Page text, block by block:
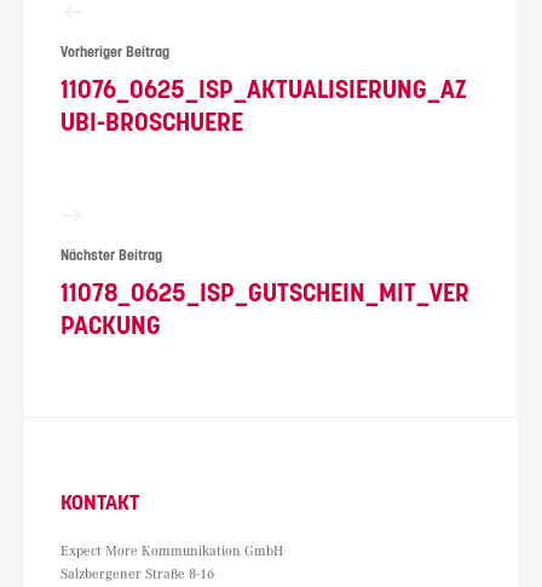
Vorheriger Beitrag
11076_0625_ISP_AKTUALISIERUNG_AZ
UBI-BROSCHUERE
Nächster Beitrag
11078_0625_ISP_GUTSCHEIN_MIT_VER
PACKUNG
KONTAKT
Expect More Kommunikation GmbH
Salzbergener Straße 8-16